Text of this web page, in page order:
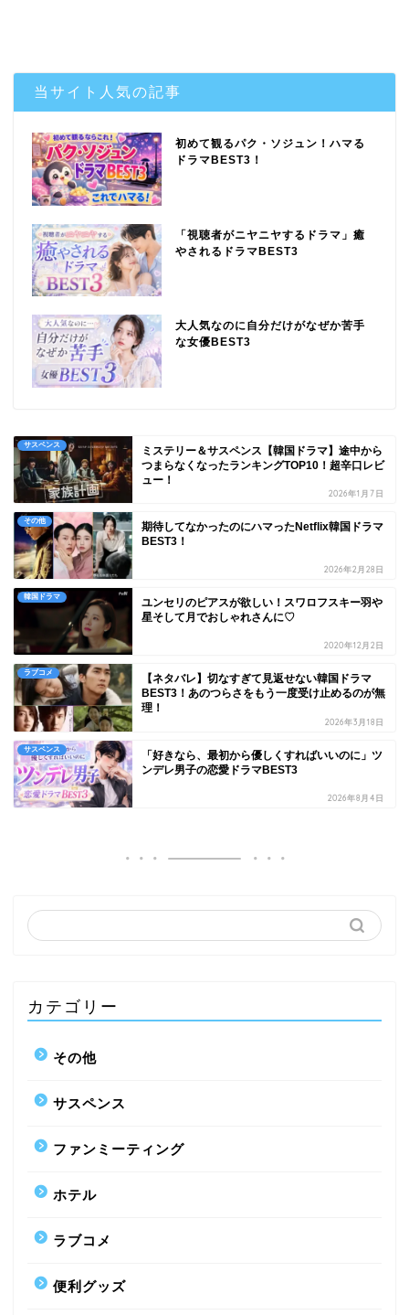
当サイト人気の記事
初めて観るパク・ソジュン！ハマる
ドラマBEST3！
「視聴者がニヤニヤするドラマ」癒
やされるドラマBEST3
大人気なのに自分だけがなぜか苦手
な女優BEST3
サスペンス
ミステリー＆サスペンス【韓国ドラマ】途中から
つまらなくなったランキングTOP10！超辛口レビ
ュー！
2026年1月7日
その他
期待してなかったのにハマったNetflix韓国ドラマ
BEST3！
2026年2月28日
韓国ドラマ
ユンセリのピアスが欲しい！スワロフスキー羽や
星そして月でおしゃれさんに♡
2020年12月2日
ラブコメ
【ネタバレ】切なすぎて見返せない韓国ドラマ
BEST3！あのつらさをもう一度受け止めるのが無
理！
2026年3月18日
サスペンス
「好きなら、最初から優しくすればいいのに」ツ
ンデレ男子の恋愛ドラマBEST3
2026年8月4日
カテゴリー
その他
サスペンス
ファンミーティング
ホテル
ラブコメ
便利グッズ